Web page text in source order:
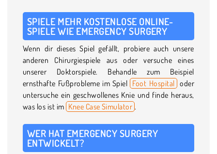
SPIELE MEHR KOSTENLOSE ONLINE-
SPIELE WIE EMERGENCY SURGERY
Wenn dir dieses Spiel gefällt, probiere auch unsere
anderen Chirurgiespiele aus oder versuche eines
unserer Doktorspiele. Behandle zum Beispiel
ernsthafte Fußprobleme im Spiel Foot Hospital oder
untersuche ein geschwollenes Knie und finde heraus,
was los ist im Knee Case Simulator .
WER HAT EMERGENCY SURGERY
ENTWICKELT?